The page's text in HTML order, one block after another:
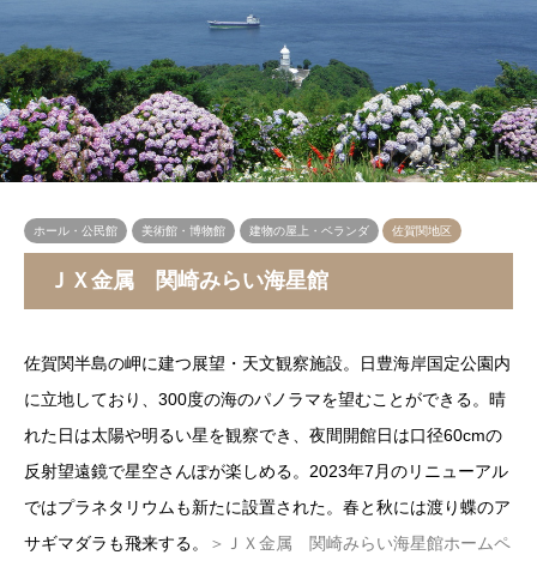
ホール・公民館 美術館・博物館 建物の屋上・ベランダ 佐賀関地区
ＪＸ金属 関崎みらい海星館
佐賀関半島の岬に建つ展望・天文観察施設。日豊海岸国定公園内
に立地しており、300度の海のパノラマを望むことができる。晴
れた日は太陽や明るい星を観察でき、夜間開館日は口径60cmの
反射望遠鏡で星空さんぽが楽しめる。2023年7月のリニューアル
ではプラネタリウムも新たに設置された。春と秋には渡り蝶のア
サギマダラも飛来する。
＞ＪＸ金属 関崎みらい海星館ホームペ